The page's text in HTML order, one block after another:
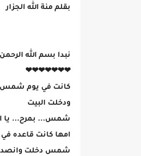
بقلم منة الله الجزار
نبدا بسم الله
❤❤❤❤❤❤❤
كانت في يوم شمس
ودخلت البيت
شمس... بمرح... يا
امها كانت قاعده
شمس دخلت